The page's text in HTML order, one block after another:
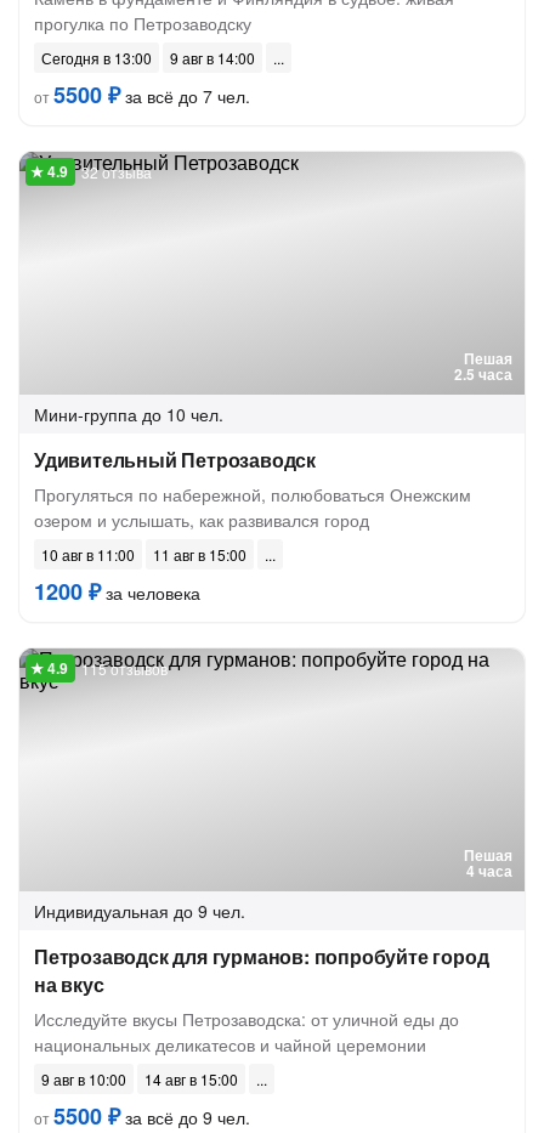
прогулка по Петрозаводску
Сегодня в 13:00
9 авг в 14:00
от5500 ₽за всё до 7 чел.
Пешая
2.5 часа
32 отзыва
Мини-группа до 10 чел.
Удивительный Петрозаводск
Прогуляться по набережной, полюбоваться Онежским
озером и услышать, как развивался город
10 авг в 11:00 11 авг в 15:00
1200 ₽за человека
Пешая
4 часа
115 отзывов
Индивидуальная до 9 чел.
Петрозаводск для гурманов: попробуйте город
на вкус
Исследуйте вкусы Петрозаводска: от уличной еды до
национальных деликатесов и чайной церемонии
9 авг в 10:00
14 авг в 15:00
от5500 ₽за всё до 9 чел.